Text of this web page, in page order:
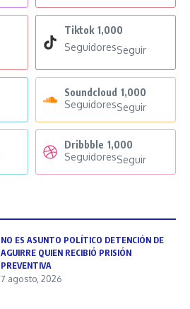
Tiktok 1,000
SeguidoresSeguir
Soundcloud 1,000
SeguidoresSeguir
Dribbble 1,000
SeguidoresSeguir
NO ES ASUNTO POLÍTICO DETENCIÓN DE
AGUIRRE QUIEN RECIBIÓ PRISIÓN
PREVENTIVA
7 agosto, 2026